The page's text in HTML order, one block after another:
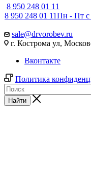
8 950 248 01 11
8 950 248 01 11Пн - Пт с
sale@drvorobev.ru
г. Кострома ул,
Вконтакте
Политика
Найти